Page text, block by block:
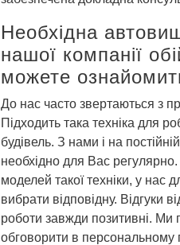
Необхідна
нашої компанії
можете
До нас часто звертаються з
Підходить така техніка для
будівель. З нами і на
необхідно для Вас
моделей такої техніки, у нас
вибрати відповідну. Відгуки
роботи завжди позитивні. Ми
обговорити в